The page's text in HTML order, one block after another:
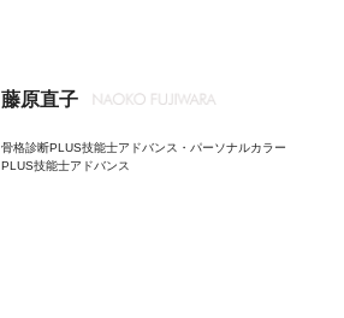
藤原直子
骨格診断PLUS技能士アドバンス・パーソナルカラー
PLUS技能士アドバンス